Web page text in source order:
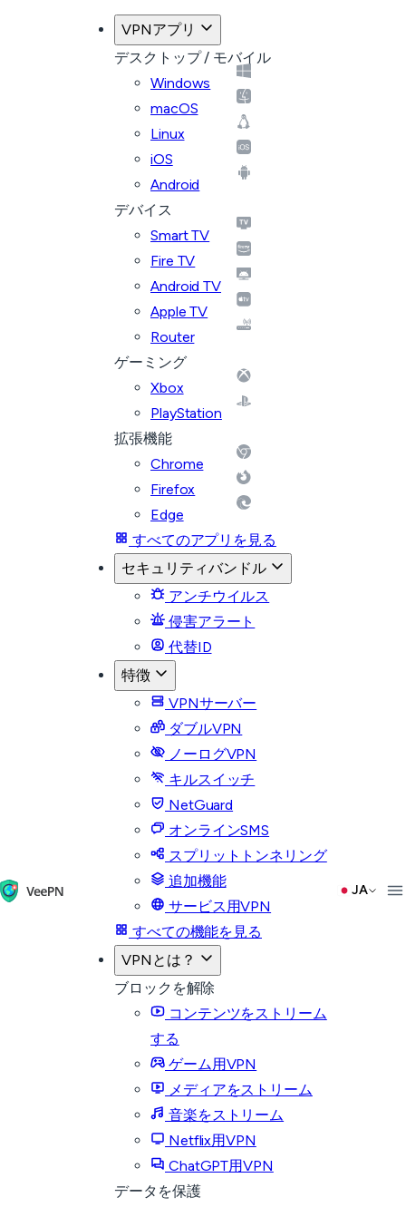
VPNアプリ
デスクトップ / モバイル
Windows
macOS
Linux
iOS
Android
デバイス
Smart TV
Fire TV
Android TV
Apple TV
Router
ゲーミング
Xbox
PlayStation
拡張機能
Chrome
Firefox
Edge
すべてのアプリを見る
セキュリティバンドル
アンチウイルス
侵害アラート
代替ID
特徴
VPNサーバー
ダブルVPN
ノーログVPN
キルスイッチ
NetGuard
オンラインSMS
スプリットトンネリング
追加機能
サービス用VPN
すべての機能を見る
VPNとは？
ブロックを解除
コンテンツをストリーム
する
ゲーム用VPN
メディアをストリーム
音楽をストリーム
Netflix用VPN
ChatGPT用VPN
データを保護
JA